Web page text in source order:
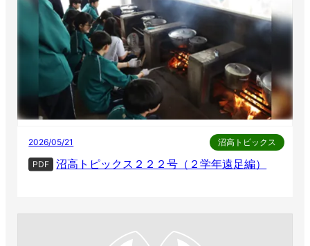
2026/05/21 沼高トピックス
PDF 沼高トピックス２２２号（２学年遠足編）